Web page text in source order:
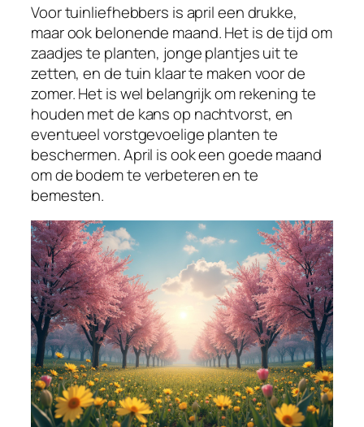
Voor tuinliefhebbers is april een drukke,
maar ook belonende maand. Het is de tijd om
zaadjes te planten, jonge plantjes uit te
zetten, en de tuin klaar te maken voor de
zomer. Het is wel belangrijk om rekening te
houden met de kans op nachtvorst, en
eventueel vorstgevoelige planten te
beschermen. April is ook een goede maand
om de bodem te verbeteren en te
bemesten.